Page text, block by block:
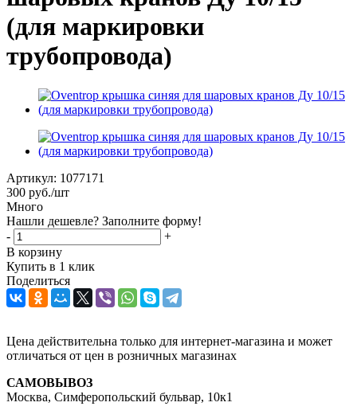
(для маркировки
трубопровода)
Артикул: 1077171
300 руб./шт
Много
Нашли дешевле? Заполните форму!
-
+
В корзину
Купить в 1 клик
Поделиться
Цена действительна только для интернет-магазина и может
отличаться от цен в розничных магазинах
САМОВЫВОЗ
Москва, Симферопольский бульвар, 10к1